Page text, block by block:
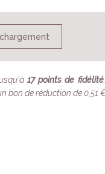
17points de fidélité
bon de réduction de0,51